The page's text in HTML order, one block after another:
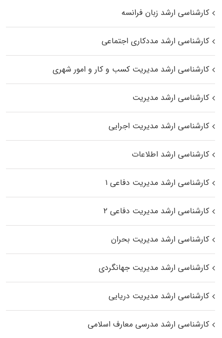
کارشناسی ارشد زبان فرانسه
کارشناسی ارشد مددکاری اجتماعی
کارشناسی ارشد مدیریت کسب و کار و امور شهری
کارشناسی ارشد مدیریت
کارشناسی ارشد مدیریت اجرایی
کارشناسی ارشد اطلاعات
کارشناسی ارشد مدیریت دفاعی ۱
کارشناسی ارشد مدیریت دفاعی ۲
کارشناسی ارشد مدیریت بحران
کارشناسی ارشد مدیریت جهانگردی
کارشناسی ارشد مدیریت دریایی
کارشناسی ارشد مدرسی معارف اسلامی